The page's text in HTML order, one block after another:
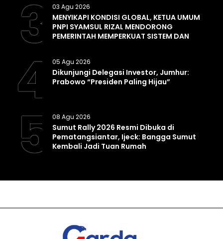
3 03 Agu 2026
MENYIKAPI KONDISI GLOBAL, KETUA UMUM
PNPI SYAMSUL RIZAL MENDORONG
PEMERINTAH MEMPERKUAT SISTEM DAN
4 05 Agu 2026
Dikunjungi Delegasi Investor, Jumhur:
Prabowo “Presiden Paling Hijau”
5 08 Agu 2026
Sumut Rally 2026 Resmi Dibuka di
Pematangsiantar, Ijeck: Bangga Sumut
Kembali Jadi Tuan Rumah